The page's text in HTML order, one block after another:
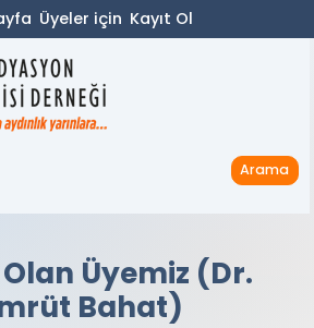
Üyeler için Kayıt Ol
Arama
Üyemiz (Dr.
Bahat)